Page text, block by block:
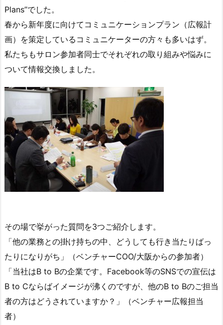
Plans”でした。
春から新年度に向けてコミュニケーションプラン（広報計
画）を策定しているコミュニケーターの方々も多いはず。
私たちもサロン参加者同士でそれぞれの取り組みや悩みに
ついて情報交換しました。
その場で挙がった質問を3つご紹介します。
「他の業務との掛け持ちの中、どうしても行き当たりばっ
たりになりがち」（ベンチャーCOO/大阪からの参加者）
「当社はB to Bの企業です。Facebook等のSNSでの宣伝は
B to Cならばイメージが沸くのですが、他のB to Bのご担当
者の方はどうされていますか？」（ベンチャー広報担当
者）